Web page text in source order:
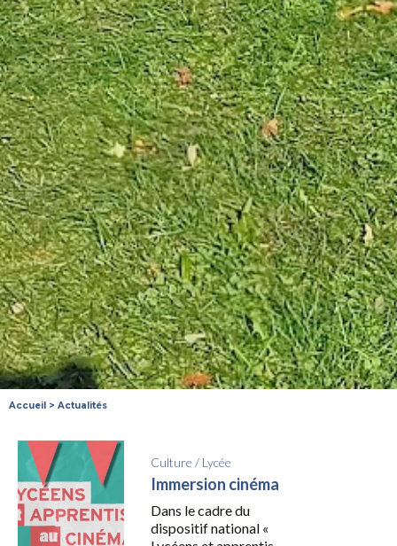
Accueil > Actualités
Culture / Lycée
Immersion cinéma
Dans le cadre du
dispositif national «